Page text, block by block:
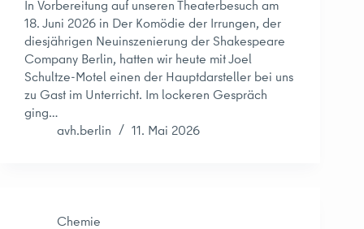
In Vorbereitung auf unseren Theaterbesuch am
18. Juni 2026 in Der Komödie der Irrungen, der
diesjährigen Neuinszenierung der Shakespeare
Company Berlin, hatten wir heute mit Joel
Schultze-Motel einen der Hauptdarsteller bei uns
zu Gast im Unterricht. Im lockeren Gespräch
ging…
avh.berlin
11. Mai 2026
Chemie